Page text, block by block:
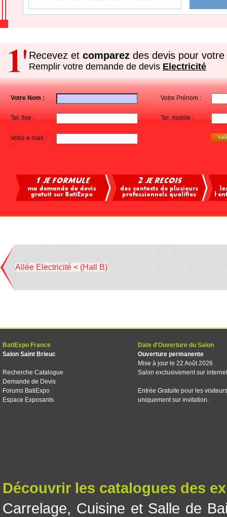
Recevez et comparez des devis pour votre
Remplir votre demande de devis Electricité
Votre Nom : Votre Prénom :
Tel. fixe : Tel. mobile :
Votre e-mail :
Allée Electricité < (Hall B)
BatiExpo France
Salon Saint Brieuc
Recherche Catalogue
Demande de Devis
Forums BatiExpo
Espace Exposants
Date d'Ouverture du Salon
Ouverture permanente
Mise à jour le 22 Août 2026
Salon exclusivement sur internet
Entrée Gratuite pour les visiteurs
uniquement sur invitation.
Découvrir les catalogues des
Carrelage, Cuisine et Salle de